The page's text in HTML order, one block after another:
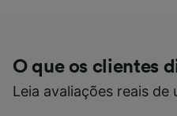
O que os clientes
Leia avaliações reais de